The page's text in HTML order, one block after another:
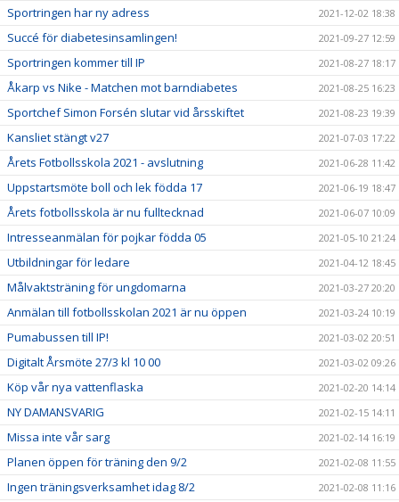
Sportringen har ny adress 2021-12-02 18:38
Succé för diabetesinsamlingen! 2021-09-27 12:59
Sportringen kommer till IP 2021-08-27 18:17
Åkarp vs Nike - Matchen mot barndiabetes 2021-08-25 16:23
Sportchef Simon Forsén slutar vid årsskiftet 2021-08-23 19:39
Kansliet stängt v27 2021-07-03 17:22
Årets Fotbollsskola 2021 - avslutning 2021-06-28 11:42
Uppstartsmöte boll och lek födda 17 2021-06-19 18:47
Årets fotbollsskola är nu fulltecknad 2021-06-07 10:09
Intresseanmälan för pojkar födda 05 2021-05-10 21:24
Utbildningar för ledare 2021-04-12 18:45
Målvaktsträning för ungdomarna 2021-03-27 20:20
Anmälan till fotbollsskolan 2021 är nu öppen 2021-03-24 10:19
Pumabussen till IP! 2021-03-02 20:51
Digitalt Årsmöte 27/3 kl 10 00 2021-03-02 09:26
Köp vår nya vattenflaska 2021-02-20 14:14
NY DAMANSVARIG 2021-02-15 14:11
Missa inte vår sarg 2021-02-14 16:19
Planen öppen för träning den 9/2 2021-02-08 11:55
Ingen träningsverksamhet idag 8/2 2021-02-08 11:16